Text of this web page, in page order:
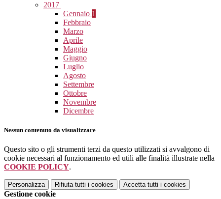
2017
Gennaio 1
Febbraio
Marzo
Aprile
Maggio
Giugno
Luglio
Agosto
Settembre
Ottobre
Novembre
Dicembre
Nessun contenuto da visualizzare
Questo sito o gli strumenti terzi da questo utilizzati si avvalgono di
cookie necessari al funzionamento ed utili alle finalità illustrate nella
COOKIE POLICY.
Personalizza Rifiuta tutti i cookies Accetta tutti i cookies
Gestione cookie